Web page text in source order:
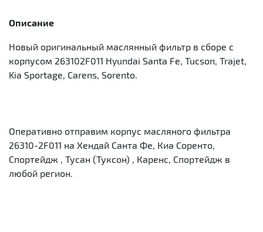
Описание
Новый оригинальный маслянный фильтр в сборе с
корпусом 263102F011 Hyundai Santa Fe, Tucson, Trajet,
Kia Sportage, Carens, Sorento.
Оперативно отправим корпус масляного фильтра
26310-2F011 на Хендай Санта Фе, Киа Соренто,
Спортейдж , Тусан (Туксон) , Каренс, Спортейдж в
любой регион.